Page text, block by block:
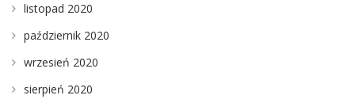
listopad 2020
październik 2020
wrzesień 2020
sierpień 2020